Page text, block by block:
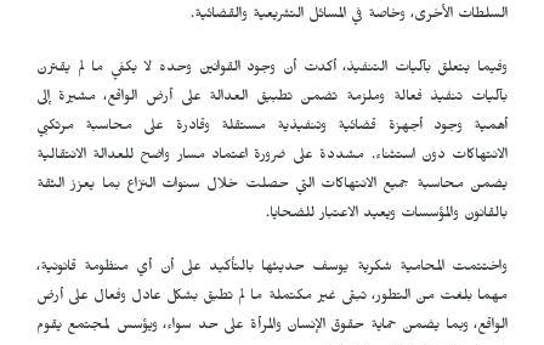
السلطات الأخرى، وخاصة في المسائل التشريعية والقضائية.
وفيما يتعلق بآليات التنفيذ، أكدت أن وجود القوانين وحده لا يكفي ما لم يقترن
بآليات تنفيذ فعالة وملزمة تضمن تطبيق العدالة على أرض الواقع، مشيرة إلى
أهمية وجود أجهزة قضائية وتنفيذية مستقلة وقادرة على محاسبة مرتكبي
الانتهاكات دون استثناء. مشددة على ضرورة اعتماد مسار واضح للعدالة الانتقالية
يضمن محاسبة جميع الانتهاكات التي حصلت خلال سنوات النزاع بما يعزز الثقة
بالقانون والمؤسسات ويعيد الاعتبار للضحايا.
واختتمت المحامية شكرية يوسف حديثها بالتأكيد على أن أي منظومة قانونية،
مهما بلغت من التطور، تبقى غير مكتملة ما لم تطبق بشكل عادل وفعال على أرض
الواقع، وبما يضمن حماية حقوق الإنسان والمرأة على حد سواء، ويؤسس لمجتمع يقوم